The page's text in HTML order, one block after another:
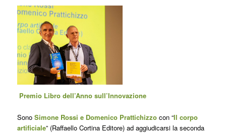
Premio Libro dell’Anno sull’Innovazione
Sono Simone Rossi e Domenico Prattichizzo con “Il corpo
artificiale” (Raffaello Cortina Editore) ad aggiudicarsi la seconda